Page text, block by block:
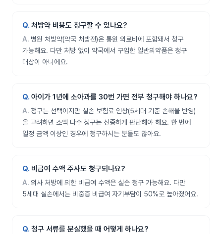
처방약 비용도 청구할 수 있나요?
병원 처방약(약국 처방전)은 통원 의료비에 포함돼서 청구
가능해요. 다만 처방 없이 약국에서 구입한 일반의약품은 청구
대상이 아니에요.
아이가 1년에 소아과를 30번 가면 전부 청구해야 하나요?
청구는 선택이지만 실손 보험료 인상(5세대 기준 손해율 반영)
을 고려하면 소액 다수 청구는 신중하게 판단해야 해요. 한 번에
일정 금액 이상인 경우에 청구하시는 분들도 많아요.
비급여 수액 주사도 청구되나요?
의사 처방에 의한 비급여 수액은 실손 청구 가능해요. 다만
5세대 실손에서는 비중증 비급여 자기부담이 50%로 높아졌어요.
청구 서류를 분실했을 때 어떻게 하나요?